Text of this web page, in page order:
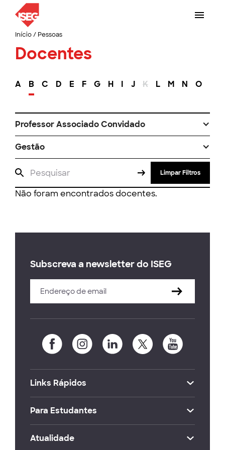
Início/ Pessoas
Docentes
A B C D E F G H I J K L M N O
Professor Associado Convidado
Gestão
Limpar Filtros
Não foram encontrados docentes.
Subscreva a newsletter do ISEG
Links Rápidos
Para Estudantes
Atualidade